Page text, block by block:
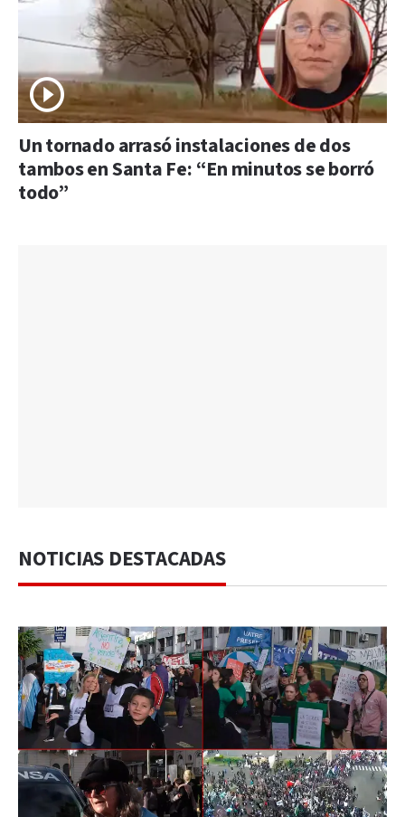
Un tornado arrasó instalaciones de dos
tambos en Santa Fe: “En minutos se borró
todo”
NOTICIAS DESTACADAS